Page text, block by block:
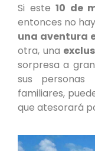
Si este 10 de
entonces no
una aventura
otra, una
sorpresa a
sus
familiares,
que atesorará